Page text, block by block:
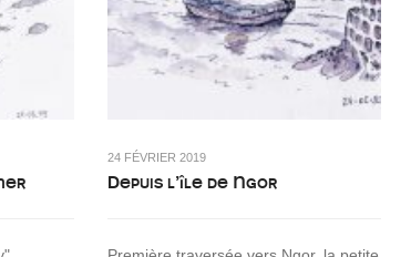
24 FÉVRIER 2019
Depuis l’île de Ngor